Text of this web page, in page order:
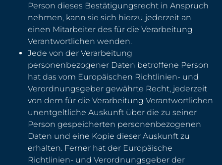
Person dieses Bestätigungsrecht in Anspruch
nehmen, kann sie sich hierzu jederzeit an
einen Mitarbeiter des für die Verarbeitung
Verantwortlichen wenden.
Jede von der Verarbeitung
personenbezogener Daten betroffene Person
hat das vom Europäischen Richtlinien- und
Verordnungsgeber gewährte Recht, jederzeit
von dem für die Verarbeitung Verantwortlichen
unentgeltliche Auskunft über die zu seiner
Person gespeicherten personenbezogenen
Daten und eine Kopie dieser Auskunft zu
erhalten. Ferner hat der Europäische
Richtlinien- und Verordnungsgeber der